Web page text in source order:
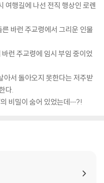
여행길에 나선 전직 행상인 로렌
바런 주교령에서 그리운 인물
런 주교령에 임시 부임 중이었
아서 돌아오지 못한다는 저주받
다.
비밀이 숨어 있었는데···?!